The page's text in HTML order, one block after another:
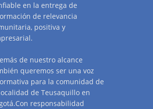
en la entrega de
de relevancia
positiva y
de nuestro alcance
queremos ser una voz
para la comunidad de
de Teusaquillo en
responsabilidad